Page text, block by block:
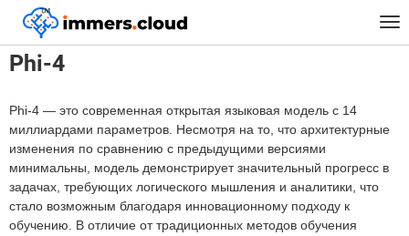
™
Главная Модели Phi-4
Phi-4
Phi-4 — это современная открытая языковая модель с 14
миллиардами параметров. Несмотря на то, что архитектурные
изменения по сравнению с предыдущими версиями
минимальны, модель демонстрирует значительный прогресс в
задачах, требующих логического мышления и аналитики, что
стало возможным благодаря инновационному подходу к
обучению. В отличие от традиционных методов обучения